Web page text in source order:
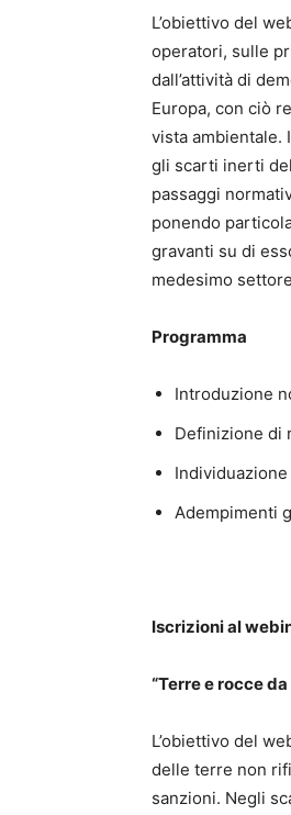
L’obiettivo del
operatori, sulle
dall’attività di
Europa, con ciò
vista ambientale.
gli scarti inerti
passaggi
ponendo
gravanti su di
medesimo
Programma
Introduzione
Definizione di
Adempimenti
Iscrizioni al
“Terre e rocce
L’obiettivo del
delle terre non
sanzioni. Negli